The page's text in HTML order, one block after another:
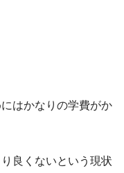
はかなりの学費がか
良くないという現状